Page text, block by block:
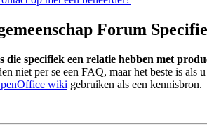
Forum
specifiek een relatie hebben met
niet per se een FAQ, maar het beste is als
wiki gebruiken als een kennisbron.